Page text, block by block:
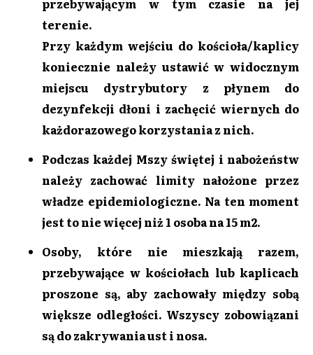
terenie.
Przy każdym wejściu do kościoła/kaplicy
koniecznie należy ustawić w widocznym
miejscu dystrybutory z płynem do
dezynfekcji dłoni i zachęcić wiernych do
każdorazowego korzystania z nich.
Podczas każdej Mszy świętej i nabożeństw
należy zachować limity nałożone przez
władze epidemiologiczne. Na ten moment
jest to nie więcej niż 1 osoba na 15 m2.
Osoby, które nie mieszkają razem,
przebywające w kościołach lub kaplicach
proszone są, aby zachowały między sobą
większe odległości. Wszyscy zobowiązani
są do zakrywania ust i nosa.